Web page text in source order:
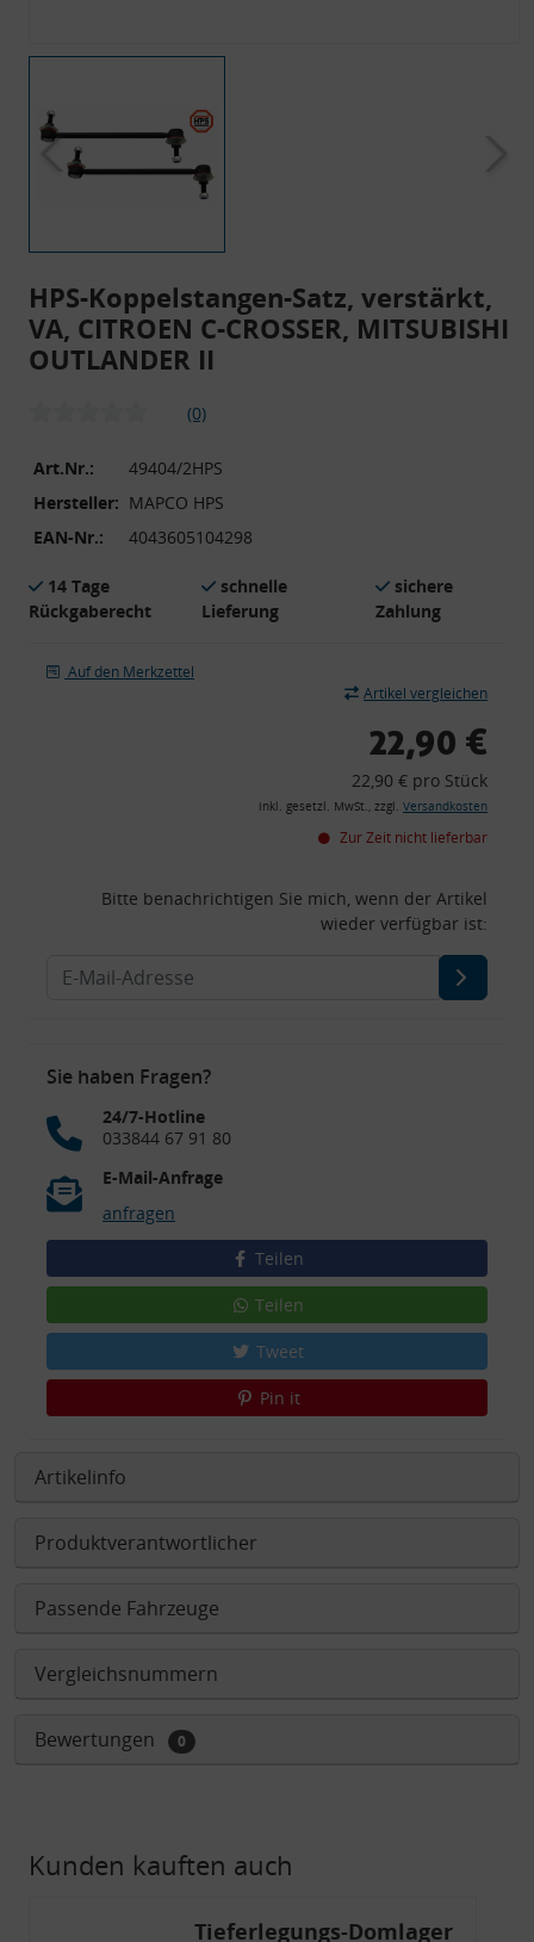
HPS-Koppelstangen-Satz, verstärkt,
VA, CITROEN C-CROSSER, MITSUBISHI
OUTLANDER II
(0)
Art.Nr.:
49404/2HPS
Hersteller: MAPCO HPS
EAN-Nr.:
4043605104298
14 Tage
Rückgaberecht
schnelle
Lieferung
sichere
Zahlung
Auf den Merkzettel
Artikel vergleichen
22,90 €
22,90 € pro Stück
inkl. gesetzl. MwSt., zzgl. Versandkosten
Zur Zeit nicht lieferbar
Bitte benachrichtigen Sie mich, wenn der Artikel
wieder verfügbar ist:
Sie haben Fragen?
24/7-Hotline
033844 67 91 80
E-Mail-Anfrage
anfragen
Teilen
Teilen
Tweet
Pin it
Artikelinfo
Produktverantwortlicher
Passende Fahrzeuge
Vergleichsnummern
Bewertungen 0
Kunden kauften auch
Tieferlegungs-Domlager